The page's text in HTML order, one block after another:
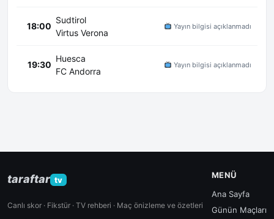
18:00
Sudtirol
Virtus Verona
Yayın bilgisi açıklanmadı
19:30
Huesca
FC Andorra
Yayın bilgisi açıklanmadı
taraftar tv
Canlı skor · Fikstür · TV rehberi · Maç önizleme ve özetleri
MENÜ
Ana Sayfa
Günün Maçları